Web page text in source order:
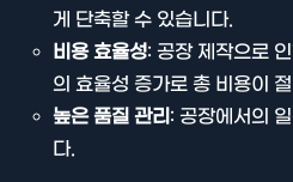
게 단축할 수 있습니다.
비용 효율성: 공장 제작으로
의 효율성 증가로 총 비용이
높은 품질 관리 : 공장에서의
다.